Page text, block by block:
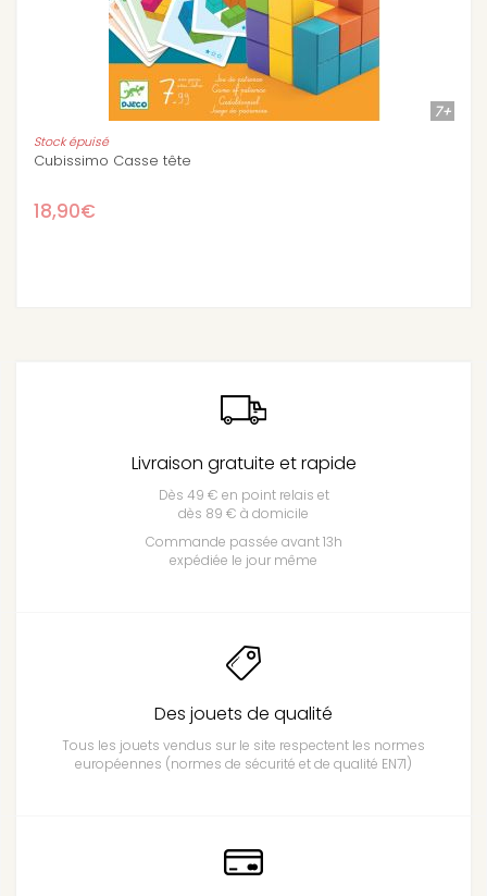
Casse tête Woodix
Livraison gratuite et rapide
Dès 49 € en point relais et
dès 89 € à domicile
Commande passée avant 13h
expédiée le jour même
Des jouets de qualité
Tous les jouets vendus sur le site respectent les normes
européennes (normes de sécurité et de qualité EN71)